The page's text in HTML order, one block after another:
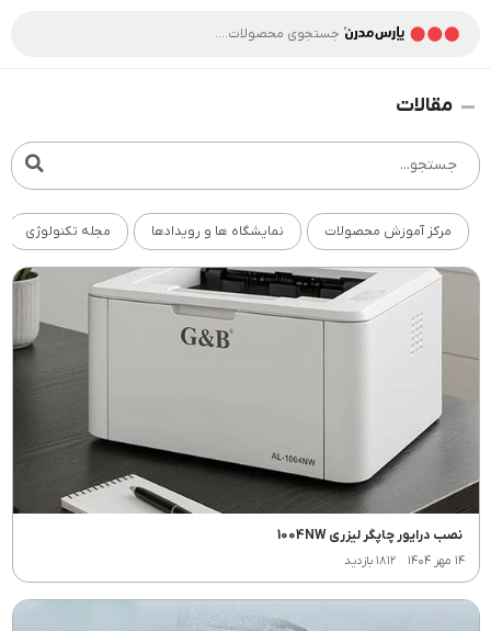
مقالات
مرکز آموزش محصولات نمایشگاه ها و رویدادها مجله تکنولوژی
نصب درایور چاپگر لیزری 1004NW
۱۴ مهر ۱۴۰۴ ۱۸۱۲ بازدید